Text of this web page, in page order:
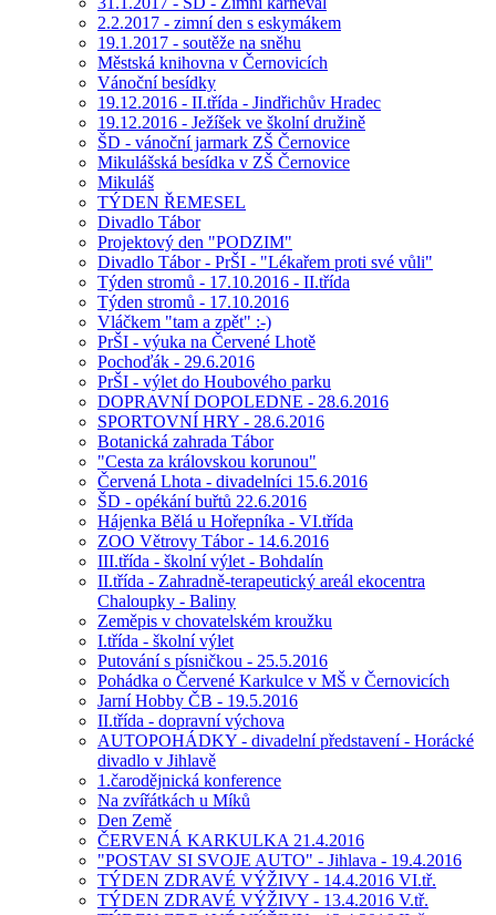
2.2.2017 - zimní den s eskymákem
19.1.2017 - soutěže na sněhu
Městská knihovna v Černovicích
Vánoční besídky
19.12.2016 - II.třída - Jindřichův Hradec
19.12.2016 - Ježíšek ve školní družině
ŠD - vánoční jarmark ZŠ Černovice
Mikulášská besídka v ZŠ Černovice
Mikuláš
TÝDEN ŘEMESEL
Divadlo Tábor
Projektový den "PODZIM"
Divadlo Tábor - PrŠI - "Lékařem proti své vůli"
Týden stromů - 17.10.2016 - II.třída
Týden stromů - 17.10.2016
Vláčkem "tam a zpět" :-)
PrŠI - výuka na Červené Lhotě
Pochoďák - 29.6.2016
PrŠI - výlet do Houbového parku
DOPRAVNÍ DOPOLEDNE - 28.6.2016
SPORTOVNÍ HRY - 28.6.2016
Botanická zahrada Tábor
"Cesta za královskou korunou"
Červená Lhota - divadelníci 15.6.2016
ŠD - opékání buřtů 22.6.2016
Hájenka Bělá u Hořepníka - VI.třída
ZOO Větrovy Tábor - 14.6.2016
III.třída - školní výlet - Bohdalín
II.třída - Zahradně-terapeutický areál ekocentra
Chaloupky - Baliny
Zeměpis v chovatelském kroužku
I.třída - školní výlet
Putování s písničkou - 25.5.2016
Pohádka o Červené Karkulce v MŠ v Černovicích
Jarní Hobby ČB - 19.5.2016
II.třída - dopravní výchova
AUTOPOHÁDKY - divadelní představení - Horácké
divadlo v Jihlavě
1.čarodějnická konference
Na zvířátkách u Míků
Den Země
ČERVENÁ KARKULKA 21.4.2016
"POSTAV SI SVOJE AUTO" - Jihlava - 19.4.2016
TÝDEN ZDRAVÉ VÝŽIVY - 14.4.2016 VI.tř.
TÝDEN ZDRAVÉ VÝŽIVY - 13.4.2016 V.tř.